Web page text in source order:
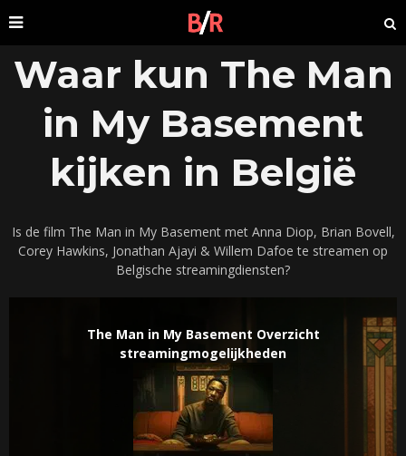
Waar kun The Man
in My Basement
kijken in België
Is de film The Man in My Basement met Anna Diop, Brian Bovell,
Corey Hawkins, Jonathan Ajayi & Willem Dafoe te streamen op
Belgische streamingdiensten?
The Man in My Basement Overzicht
streamingmogelijkheden